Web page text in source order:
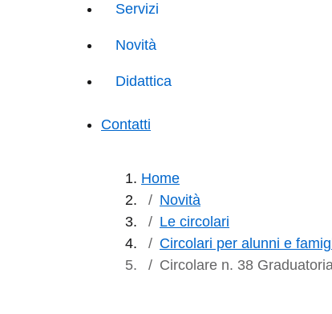
Servizi
Novità
Didattica
Contatti
Home
Novità
Le circolari
Circolari per alunni e
Circolare n. 38